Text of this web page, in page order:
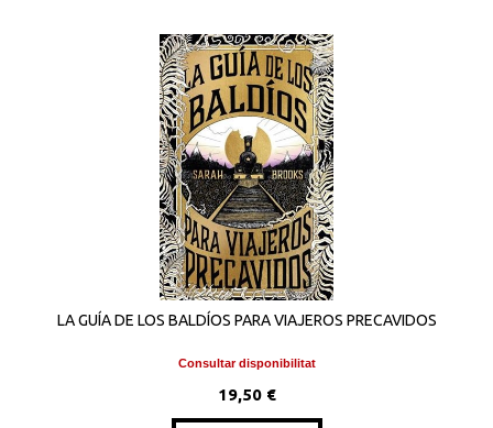
LA GUÍA DE LOS BALDÍOS PARA VIAJEROS PRECAVIDOS
Consultar disponibilitat
19,50 €